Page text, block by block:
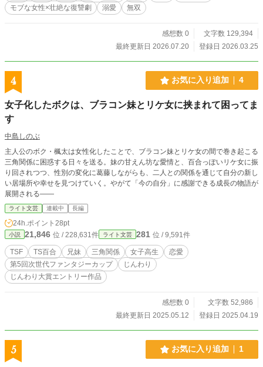
モブな女性×壮絶な復讐劇
溺愛 無双
感想数 0
文字数 129,394
最終更新日 2026.07.20
登録日 2026.03.25
4 お気に入り追加 4
女子化したボクは、ブラコン妹とリケ女に挟まれて困ってま
す
中島しのぶ
主人公のボク・楓太は女性化したことで、ブラコン妹とリケ女の間で巻き起こる
三角関係に困惑する日々を送る。妹の甘えん坊な愛情と、百合っぽいリケ女に振
り回されつつ、性別の変化に葛藤しながらも、二人との関係を通じて自分の新し
い居場所や幸せを見つけていく。やがて「今の自分」に感謝できる成長の物語が
展開される――
ライト文芸 連載中 長編
24h.ポイント 28pt
小説 21,846 位 / 228,631件 ライト文芸 281 位 / 9,591件
TSF TS百合 兄妹 三角関係 女子高生
恋愛
第5回次世代ファンタジーカップ
じんわり
じんわり大賞エントリー作品
感想数 0
文字数 52,986
最終更新日 2025.05.12
登録日 2025.04.19
5 お気に入り追加 1